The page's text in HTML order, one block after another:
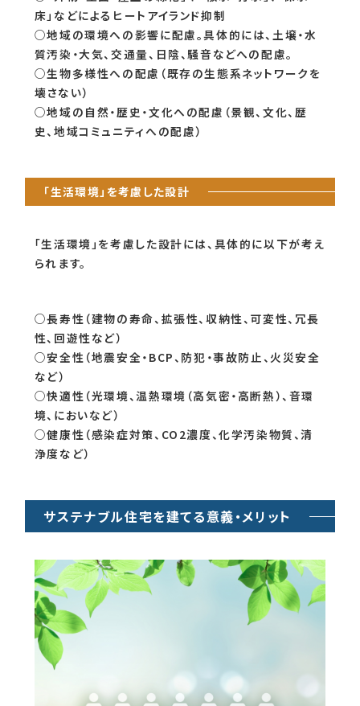
床」などによるヒートアイランド抑制
○地域の環境への影響に配慮。具体的には、土壌・水
質汚染・大気、交通量、日陰、騒音などへの配慮。
○生物多様性への配慮（既存の生態系ネットワークを
壊さない）
○地域の自然・歴史・文化への配慮（景観、文化、歴
史、地域コミュニティへの配慮）
「生活環境」を考慮した設計
「生活環境」を考慮した設計には、具体的に以下が考え
られます。
○長寿性（建物の寿命、拡張性、収納性、可変性、冗長
性、回遊性など）
○安全性（地震安全・BCP、防犯・事故防止、火災安全
など）
○快適性（光環境、温熱環境（高気密・高断熱）、音環
境、においなど）
○健康性（感染症対策、CO2濃度、化学汚染物質、清
浄度など）
サステナブル住宅を建てる意義・メリット